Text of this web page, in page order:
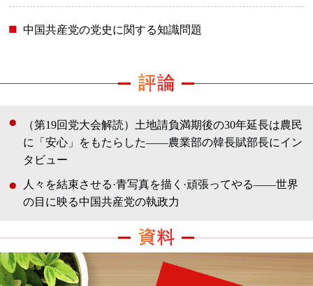
中国共産党の党史に関する知識問題
（第19回党大会解読）土地請負満期後の30年延長は農民
に「安心」をもたらした――農業部の韓長賦部長にイン
タビュー
人々を結束させる·青写真を描く·頑張ってやる——世界
の目に映る中国共産党の執政力